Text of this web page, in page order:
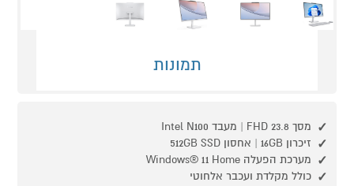
תמונות
מסך 23.8 FHD | מעבד Intel N100
זיכרון 16GB | אחסון 512GB SSD
מערכת הפעלה Windows® 11 Home
כולל מקלדת ועכבר אלחוטי